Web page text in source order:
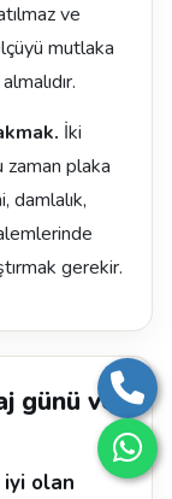
ve
mutlaka
İki
zaman plaka
damlalık,
gerekir.
günü ve
iyi olan